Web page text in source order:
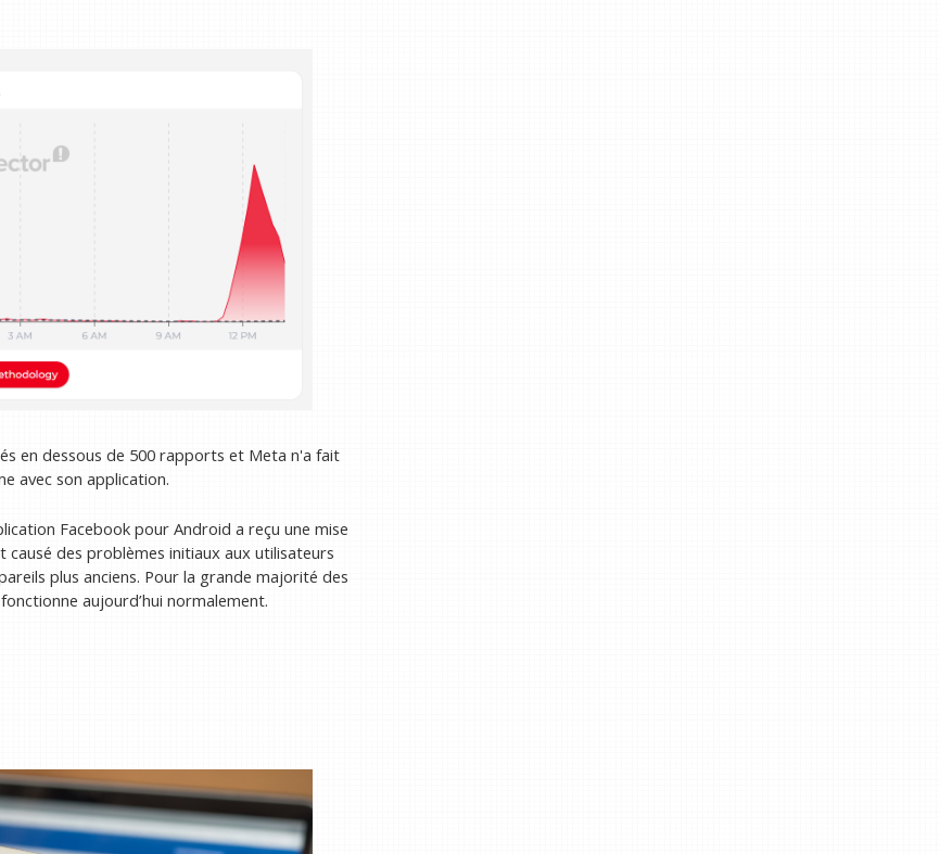
en dessous de 500 rapports et Meta n'a fait
avec son application.
Facebook pour Android a reçu une mise
des problèmes initiaux aux utilisateurs
plus anciens. Pour la grande majorité des
aujourd’hui normalement.